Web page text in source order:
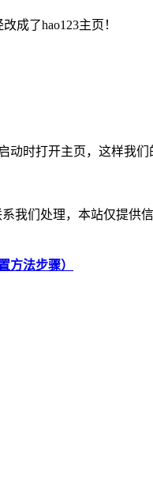
成了hao123主页！
时打开主页，这样我们
我们处理，本站仅提供
方法步骤）